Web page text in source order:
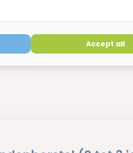
Accept all